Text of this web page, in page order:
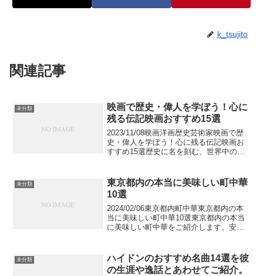
k_tsujito
関連記事
未分類
映画で歴史・偉人を学ぼう！心に
残る伝記映画おすすめ15選
2023/11/08映画洋画歴史芸術家映画で歴
史・偉人を学ぼう！心に残る伝記映画お
すすめ15選歴史に名を刻む、世界中の
ついても気になりますよね。今回特集し
たいのはそんな...
未分類
東京都内の本当に美味しい町中華
10選
2024/02/06東京都内町中華東京都内の本
当に美味しい町中華10選東京都内の本当
に美味しい町中華をご紹介します。安く
ってしまいます。東京都内には昔から続
く人気の町中...
未分類
ハイドンのおすすめ名曲14選を彼
の生涯や逸話とあわせてご紹介。